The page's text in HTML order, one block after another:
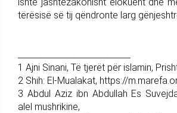
tërësisë së tij qëndronte larg
1 Ajni Sinani, Të tjerët për islamin,
2 Shih: El-Mualakat, https://
3 Abdul Aziz ibn Abdullah Es
alel mushrikine,